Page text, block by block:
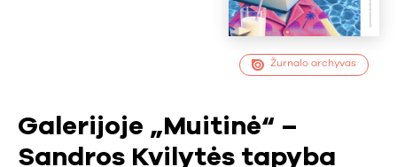
Žurnalo archyvas
Galerijoje „Muitinė“ –
Sandros Kvilytės tapyba